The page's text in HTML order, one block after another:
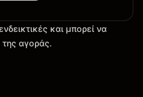
και μπορεί να
της αγοράς.